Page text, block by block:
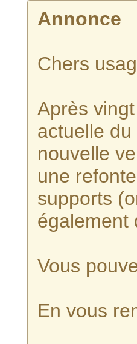
Annonce
Chers
Après
actuelle
nouvelle
une
supports
également
Vous
En vous